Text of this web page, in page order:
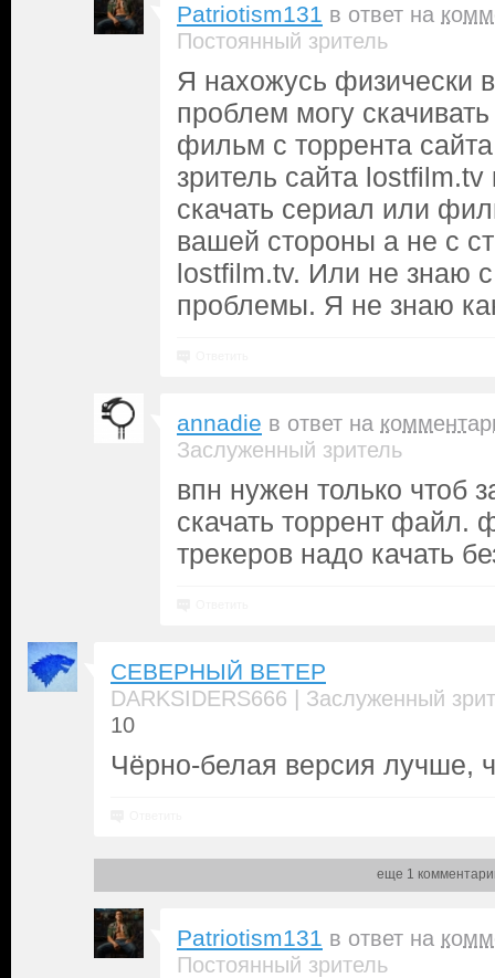
Patriotism131 в ответ на
Постоянный зритель
Я нахожусь физически
проблем могу
фильм с торрента
зритель сайта
скачать сериал или
вашей стороны а не с
lostfilm.tv. Или не знаю
проблемы. Я не знаю
annadie в ответ на
Заслуженный зритель
впн нужен только чтоб
скачать торрент файл.
трекеров надо качать
СЕВЕРНЫЙ ВЕТЕР
DARKSIDERS666 | Заслуженный
10
Чёрно-белая версия лучше,
еще 1
Patriotism131 в ответ на
Постоянный зритель